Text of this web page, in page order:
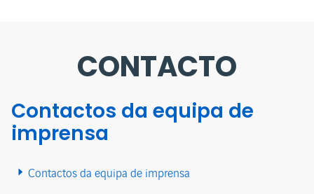
CONTACTO
Contactos da equipa de
imprensa
Contactos da equipa de imprensa